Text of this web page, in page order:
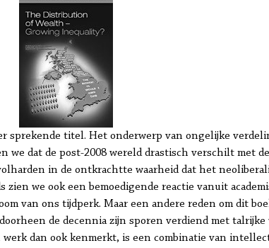
sprekende titel. Het onderwerp van ongelijke
we dat de post-2008 wereld drastisch verschilt met
in de ontkrachtte waarheid dat het
we ook een bemoedigende reactie vanuit
van ons tijdperk. Maar een andere reden om dit
de decennia zijn sporen verdiend met talrijke
werk dan ook kenmerkt, is een combinatie van